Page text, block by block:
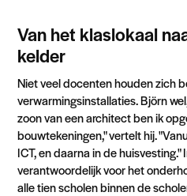
Van het klaslokaal
kelder
Niet veel docenten houden zich
verwarmingsinstallaties. Björn
zoon van een architect ben ik
bouwtekeningen," vertelt hij.
ICT, en daarna in de huisvesting."
verantwoordelijk voor het
alle tien scholen binnen de